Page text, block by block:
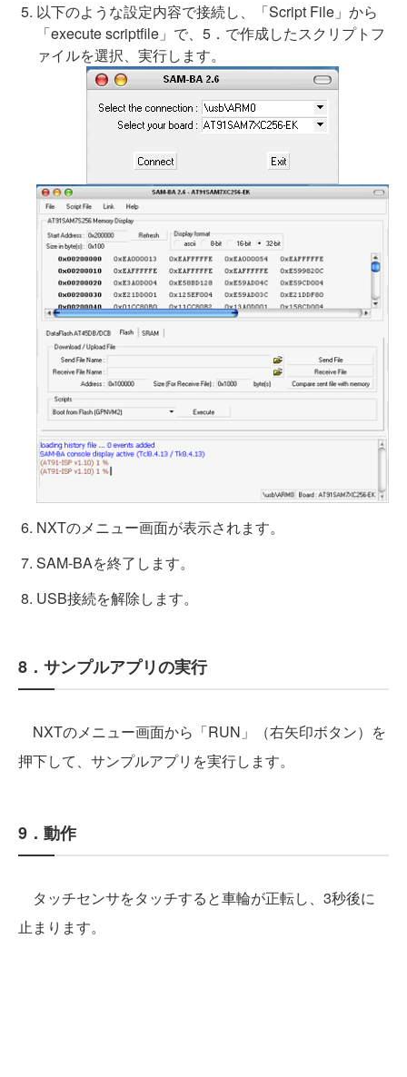
以下のような設定内容で接続し、「Script File」から
「execute scriptfile」で、5．で作成したスクリプトフ
ァイルを選択、実行します。
NXTのメニュー画面が表示されます。
SAM-BAを終了します。
USB接続を解除します。
8．サンプルアプリの実行
NXTのメニュー画面から「RUN」（右矢印ボタン）を
押下して、サンプルアプリを実行します。
9．動作
タッチセンサをタッチすると車輪が正転し、3秒後に
止まります。